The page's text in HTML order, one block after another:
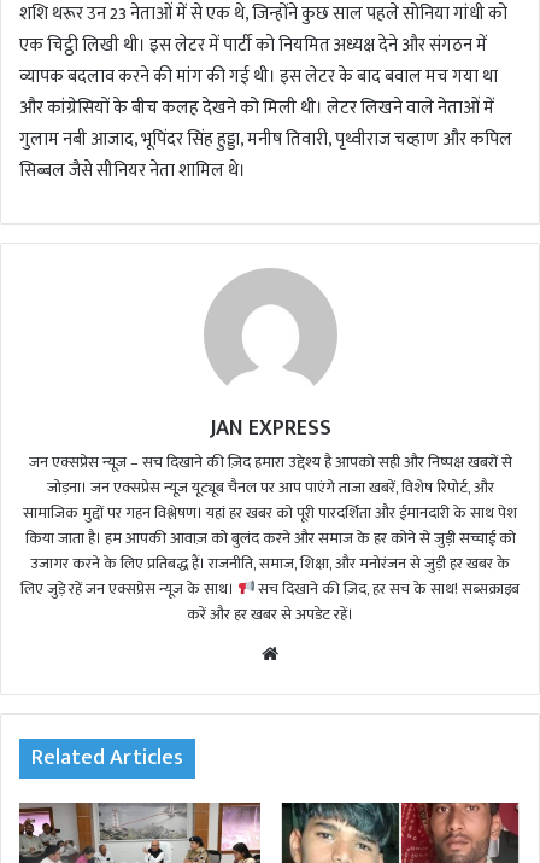
शशि थरूर उन 23 नेताओं में से एक थे, जिन्होंने कुछ साल पहले सोनिया गांधी को
एक चिट्ठी लिखी थी। इस लेटर में पार्टी को नियमित अध्यक्ष देने और संगठन में
व्यापक बदलाव करने की मांग की गई थी। इस लेटर के बाद बवाल मच गया था
और कांग्रेसियों के बीच कलह देखने को मिली थी। लेटर लिखने वाले नेताओं में
गुलाम नबी आजाद, भूपिंदर सिंह हुड्डा, मनीष तिवारी, पृथ्वीराज चव्हाण और कपिल
सिब्बल जैसे सीनियर नेता शामिल थे।
JAN EXPRESS
जन एक्सप्रेस न्यूज़ – सच दिखाने की ज़िद हमारा उद्देश्य है आपको सही और निष्पक्ष खबरों से
जोड़ना। जन एक्सप्रेस न्यूज़ यूट्यूब चैनल पर आप पाएंगे ताजा खबरें, विशेष रिपोर्ट, और
सामाजिक मुद्दों पर गहन विश्लेषण। यहां हर खबर को पूरी पारदर्शिता और ईमानदारी के साथ पेश
किया जाता है। हम आपकी आवाज़ को बुलंद करने और समाज के हर कोने से जुड़ी सच्चाई को
उजागर करने के लिए प्रतिबद्ध हैं। राजनीति, समाज, शिक्षा, और मनोरंजन से जुड़ी हर खबर के
लिए जुड़े रहें जन एक्सप्रेस न्यूज़ के साथ।
सच दिखाने की ज़िद, हर सच के साथ! सब्सक्राइब
करें और हर खबर से अपडेट रहें।
te
Related Articles